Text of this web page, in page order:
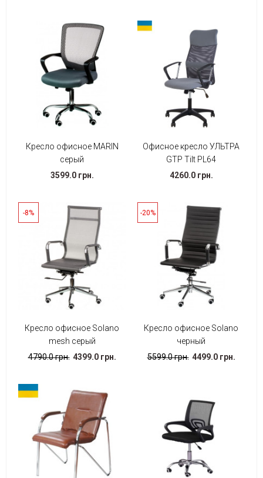
Кресло офисное MARIN
серый
3599.0 грн.
Офисное кресло УЛЬТРА
GTP Tilt PL64
4260.0 грн.
-8%
Кресло офисное Solano
mesh серый
4790.0 грн. 4399.0 грн.
-20%
Кресло офисное Solano
черный
5599.0 грн. 4499.0 грн.